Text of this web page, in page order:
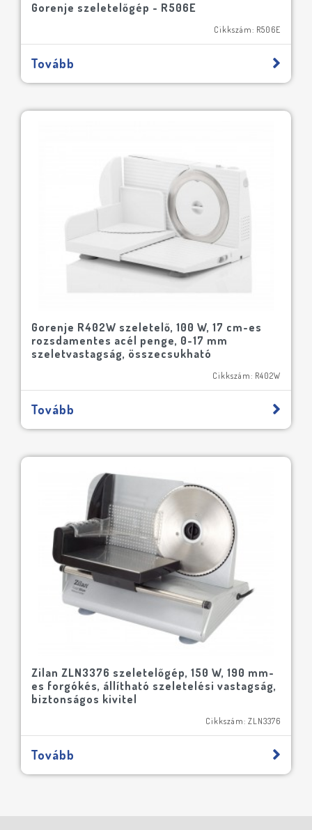
Gorenje szeletelőgép - R506E
Cikkszám: R506E
Tovább
Gorenje R402W szeletelő, 100 W, 17 cm-es
rozsdamentes acél penge, 0-17 mm
szeletvastagság, összecsukható
Cikkszám: R402W
Tovább
Zilan ZLN3376 szeletelőgép, 150 W, 190 mm-
es forgókés, állítható szeletelési vastagság,
biztonságos kivitel
Cikkszám: ZLN3376
Tovább